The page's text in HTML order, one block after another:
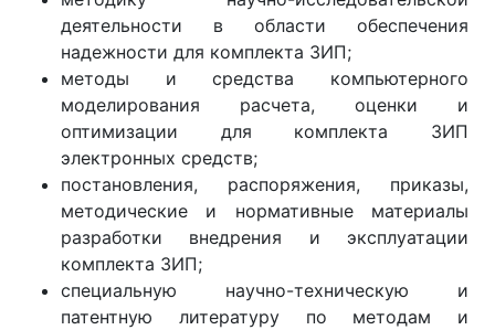
деятельности в области обеспечения
надежности для комплекта ЗИП;
методы и средства компьютерного
моделирования расчета, оценки и
оптимизации для комплекта ЗИП
электронных средств;
постановления, распоряжения, приказы,
методические и нормативные материалы
разработки внедрения и эксплуатации
комплекта ЗИП;
специальную научно-техническую и
патентную литературу по методам и